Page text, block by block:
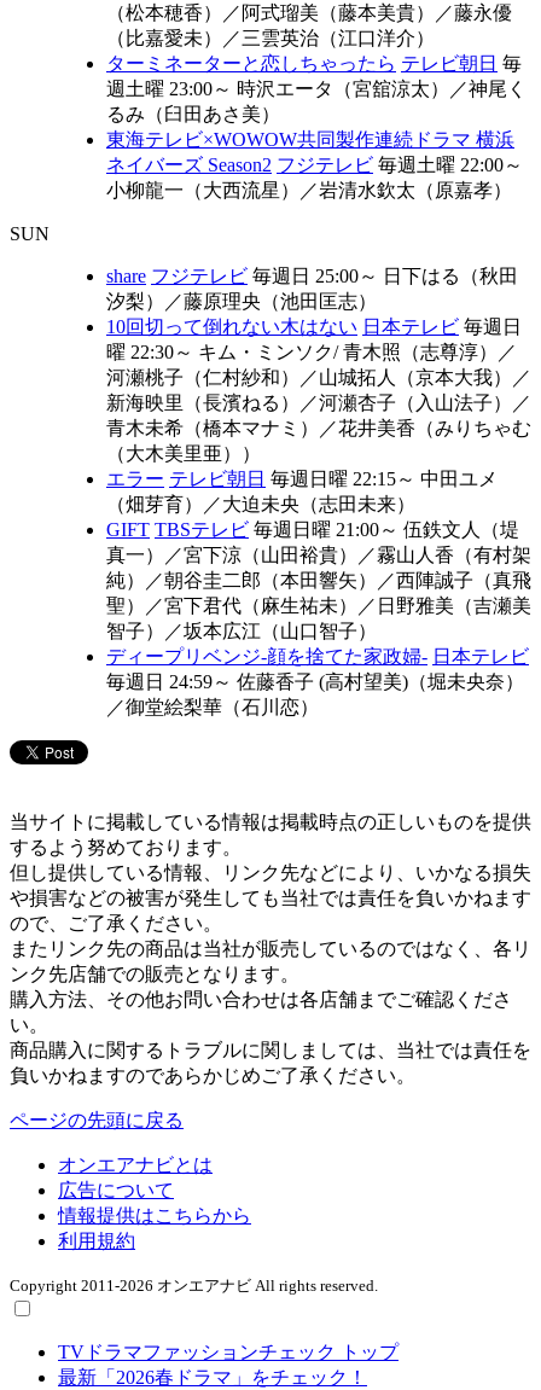
（松本穂香）
／ 阿式瑠美（藤本美貴） ／藤永優
（比嘉愛未）
／三雲英治（江口洋介）
ターミネーターと恋しちゃったら テレビ朝日 毎
週土曜 23:00～ 時沢エータ（宮舘涼太） ／神尾く
るみ（臼田あさ美）
東海テレビ×WOWOW共同製作連続ドラマ 横浜
ネイバーズ Season2 フジテレビ 毎週土曜 22:00～
小柳龍一（大西流星）
／岩清水欽太（原嘉孝）
SUN
share フジテレビ 毎週日 25:00～ 日下はる（秋田
汐梨）
／藤原理央（池田匡志）
10回切って倒れない木はない 日本テレビ 毎週日
曜 22:30～ キム・ミンソク/ 青木照（志尊淳）
／
河瀬桃子（仁村紗和）
／山城拓人（京本大我）
／
新海映里（長濱ねる）
／河瀬杏子（入山法子）
／
青木未希（橋本マナミ）
／花井美香（みりちゃむ
（大木美里亜））
エラー テレビ朝日 毎週日曜 22:15～ 中田ユメ
（畑芽育）
／大迫未央（志田未来）
GIFT TBSテレビ 毎週日曜 21:00～ 伍鉄文人（堤
真一）
／宮下涼（山田裕貴） ／霧山人香（有村架
純）
／朝谷圭二郎（本田響矢） ／西陣誠子（真飛
聖）
／宮下君代（麻生祐未） ／ 日野雅美（吉瀬美
智子）
／坂本広江（山口智子）
ディープリベンジ-顔を捨てた家政婦- 日本テレビ
毎週日 24:59～ 佐藤香子 (高村望美)（堀未央奈）
／御堂絵梨華（石川恋）
当サイトに掲載している情報は掲載時点の正しいものを提供
するよう努めております。
但し提供している情報、リンク先などにより、いかなる損失
や損害などの被害が発生しても当社では責任を負いかねます
ので、ご了承ください。
またリンク先の商品は当社が販売しているのではなく、各リ
ンク先店舗での販売となります。
購入方法、その他お問い合わせは各店舗までご確認くださ
い。
商品購入に関するトラブルに関しましては、当社では責任を
負いかねますのであらかじめご了承ください。
ページの先頭に戻る
オンエアナビとは
広告について
情報提供はこちらから
利用規約
Copyright 2011-2026 オンエアナビ All rights reserved.
TVドラマファッションチェック トップ
最新「2026春ドラマ」をチェック！